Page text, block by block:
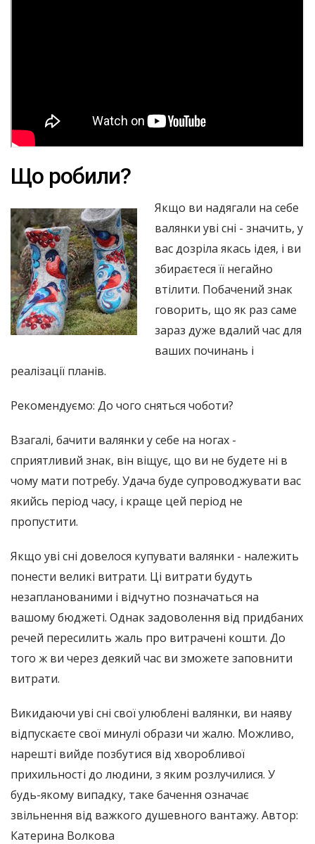
Що робили?
Якщо ви надягали на себе
валянки уві сні - значить, у
вас дозріла якась ідея, і ви
збираєтеся її негайно
втілити. Побачений знак
говорить, що як раз саме
зараз дуже вдалий час для
ваших починань і
реалізації планів.
Рекомендуємо: До чого сняться чоботи?
Взагалі, бачити валянки у себе на ногах -
сприятливий знак, він віщує, що ви не будете ні в
чому мати потребу. Удача буде супроводжувати вас
якийсь період часу, і краще цей період не
пропустити.
Якщо уві сні довелося купувати валянки - належить
понести великі витрати. Ці витрати будуть
незапланованими і відчутно позначаться на
вашому бюджеті. Однак задоволення від придбаних
речей пересилить жаль про витрачені кошти. До
того ж ви через деякий час ви зможете заповнити
витрати.
Викидаючи уві сні свої улюблені валянки, ви наяву
відпускаєте свої минулі образи чи жалю. Можливо,
нарешті вийде позбутися від хворобливої ​​
прихильності до людини, з яким розлучилися. У
будь-якому випадку, таке бачення означає
звільнення від важкого душевного вантажу. Автор:
Катерина Волкова